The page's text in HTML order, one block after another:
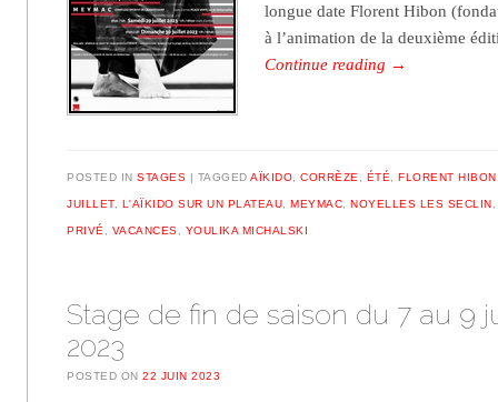
longue date Florent Hibon
à l’animation de la deuxième
Continue reading →
POSTED INSTAGES TAGGEDAÏKIDO ,CORRÈZE ÉTÉ ,FLORENT HIBON
JUILLET, L'AÏKIDO SUR UN PLATEAU ,MEYMAC ,NOYELLES LES SECLIN
PRIVÉ VACANCES YOULIKA MICHALSKI
Stage de fin de saison du 7 au 9
2023
POSTED ON22 JUIN 2023